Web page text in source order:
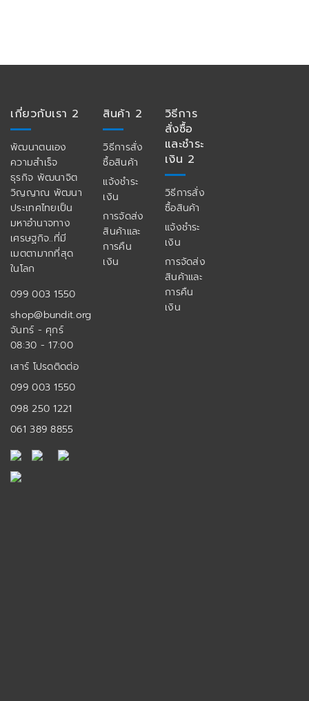
เกี่ยวกับเรา 2
พัฒนาตนเอง
ความสำเร็จ
ธุรกิจ พัฒนาจิต
วิญญาณ พัฒนา
ประเทศไทยเป็น
มหาอำนาจทาง
เศรษฐกิจ..ที่มี
เมตตามากที่สุด
ในโลก
099 003 1550
shop@bundit.org
จันทร์ - ศุกร์
08:30 - 17:00
เสาร์ โปรดติดต่อ
099 003 1550
098 250 1221
061 389 8855
สินค้า 2
วิธีการสั่ง
ซื้อสินค้า
แจ้งชำระ
เงิน
การจัดส่ง
สินค้าและ
การคืน
เงิน
วิธีการ
สั่งซื้อ
และชำระ
เงิน 2
วิธีการสั่ง
ซื้อสินค้า
แจ้งชำระ
เงิน
การจัดส่ง
สินค้าและ
การคืน
เงิน